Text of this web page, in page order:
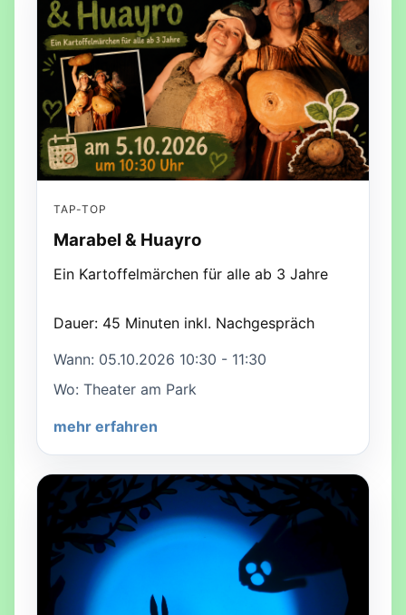
TAP-TOP
Marabel & Huayro
Ein Kartoffelmärchen für alle ab 3 Jahre
Dauer: 45 Minuten inkl. Nachgespräch
Wann: 05.10.2026 10:30 - 11:30
Wo: Theater am Park
mehr erfahren